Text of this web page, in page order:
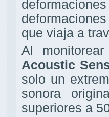
que viaja a
Al
Acoustic
solo un
sonora
superiores a